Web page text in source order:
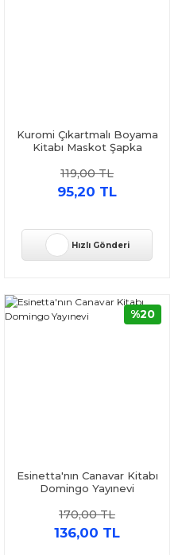
Kuromi Çıkartmalı Boyama
Kitabı Maskot Şapka
119,00 TL
95,20 TL
Hızlı Gönderi
Esinetta'nın Canavar Kitabı
Domingo Yayınevi
170,00 TL
136,00 TL
%20